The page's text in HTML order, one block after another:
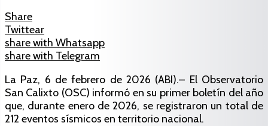
Share
Twittear
share with Whatsapp
share with Telegram
La Paz, 6 de febrero de 2026 (ABI).– El Observatorio
San Calixto (OSC) informó en su primer boletín del año
que, durante enero de 2026, se registraron un total de
212 eventos sísmicos en territorio nacional.